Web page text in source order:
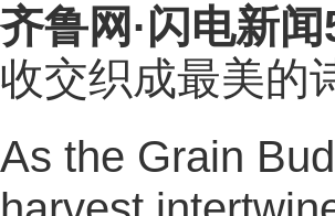
齐鲁网 ·闪电新
收交织成最美的
As the Grain